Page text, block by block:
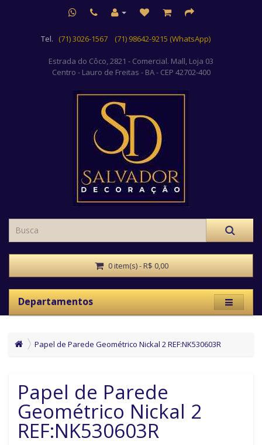
Tel. (71) 3026-1567 (71) 98642-9215 (WhatsApp)
Estrada do Côco, 2821 - Comercial. Mall, Loja 03
Centro - Lauro de Freitas - BA - CEP 42702-400
0 item(s) - R$ 0,00
Departamentos
Papel de Parede Geométrico Nickal 2 REF:NK530603R
Papel de Parede
Geométrico Nickal 2
REF:NK530603R